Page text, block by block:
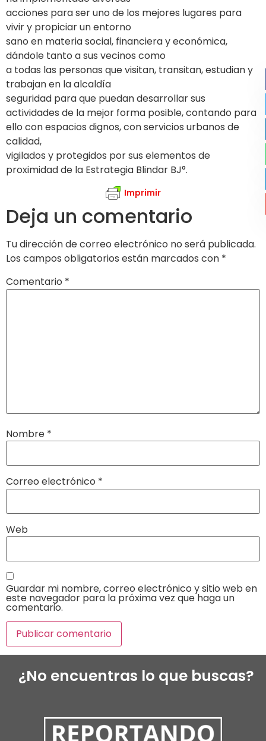
acciones para ser uno de los mejores lugares para
vivir y propiciar un entorno
sano en materia social, financiera y económica,
dándole tanto a sus vecinos como
a todas las personas que visitan, transitan, estudian y
trabajan en la alcaldía
seguridad para que puedan desarrollar sus
actividades de la mejor forma posible, contando para
ello con espacios dignos, con servicios urbanos de
calidad,
vigilados y protegidos por sus elementos de
proximidad de la Estrategia Blindar BJ°.
Imprimir
Deja un comentario
Tu dirección de correo electrónico no será publicada.
Los campos obligatorios están marcados con *
Comentario *
Nombre *
Correo electrónico *
Web
Guardar mi nombre, correo electrónico y sitio web en
este navegador para la próxima vez que haga un
comentario.
¿No encuentras lo que buscas?